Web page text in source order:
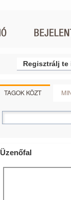
Regisztrálj te
TAGOK KÖZT
Üzenőfal